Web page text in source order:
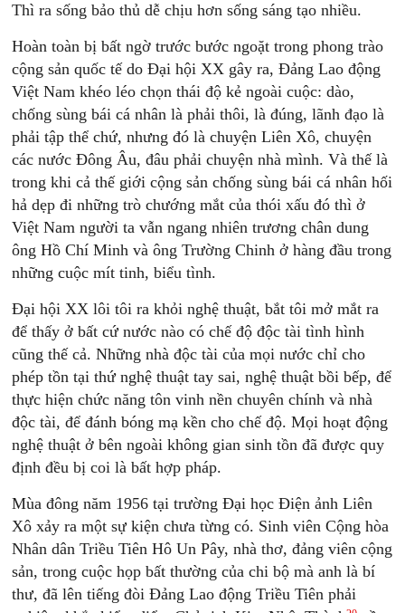
Thì ra sống bảo thủ dễ chịu hơn sống sáng tạo nhiều.
Hoàn toàn bị bất ngờ trước bước ngoặt trong phong trào
cộng sản quốc tế do Ðại hội XX gây ra, Ðảng Lao động
Việt Nam khéo léo chọn thái độ kẻ ngoài cuộc: dào,
chống sùng bái cá nhân là phải thôi, là đúng, lãnh đạo là
phải tập thể chứ, nhưng đó là chuyện Liên Xô, chuyện
các nước Ðông Âu, đâu phải chuyện nhà mình. Và thế là
trong khi cả thế giới cộng sản chống sùng bái cá nhân hối
hả dẹp đi những trò chướng mắt của thói xấu đó thì ở
Việt Nam người ta vẫn ngang nhiên trương chân dung
ông Hồ Chí Minh và ông Trường Chinh ở hàng đầu trong
những cuộc mít tinh, biểu tình.
Ðại hội XX lôi tôi ra khỏi nghệ thuật, bắt tôi mở mắt ra
để thấy ở bất cứ nước nào có chế độ độc tài tình hình
cũng thế cả. Những nhà độc tài của mọi nước chỉ cho
phép tồn tại thứ nghệ thuật tay sai, nghệ thuật bồi bếp, để
thực hiện chức năng tôn vinh nền chuyên chính và nhà
độc tài, để đánh bóng mạ kền cho chế độ. Mọi hoạt động
nghệ thuật ở bên ngoài không gian sinh tồn đã được quy
định đều bị coi là bất hợp pháp.
Mùa đông năm 1956 tại trường Ðại học Ðiện ảnh Liên
Xô xảy ra một sự kiện chưa từng có. Sinh viên Cộng hòa
Nhân dân Triều Tiên Hô Un Pây, nhà thơ, đảng viên cộng
sản, trong cuộc họp bất thường của chi bộ mà anh là bí
thư, đã lên tiếng đòi Ðảng Lao động Triều Tiên phải